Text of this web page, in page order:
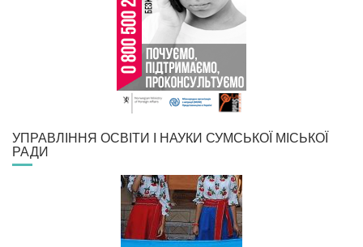
УПРАВЛІННЯ ОСВІТИ І НАУКИ СУМСЬКОЇ МІСЬКОЇ
РАДИ